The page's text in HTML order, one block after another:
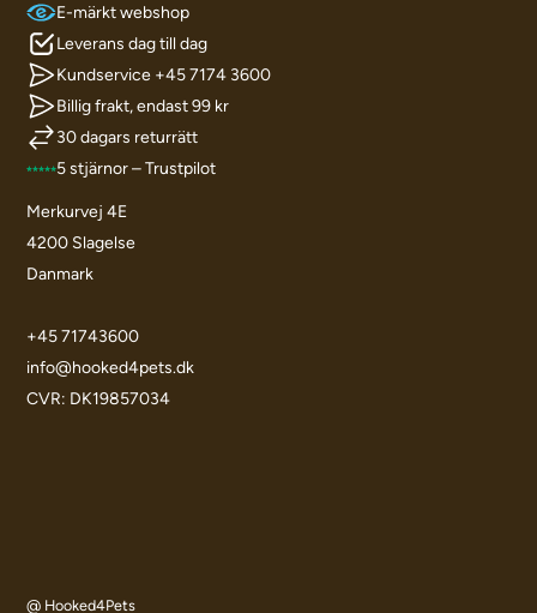
E-märkt webshop
Leverans dag till dag
Kundservice +45 7174 3600
Billig frakt, endast 99 kr
30 dagars returrätt
5 stjärnor – Trustpilot
Merkurvej 4E
4200 Slagelse
Danmark
+45 71743600
info@hooked4pets.dk
CVR: DK19857034
@ Hooked4Pets